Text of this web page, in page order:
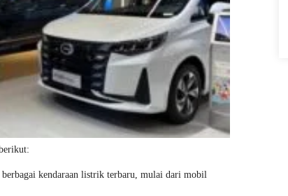
kendaraan listrik terbaru, mulai dari mobil